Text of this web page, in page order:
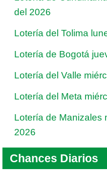
del 2026
Lotería del Tolima
Lotería de Bogotá
Lotería del Valle
Lotería del Meta
Lotería de Manizales
2026
Chances Diarios